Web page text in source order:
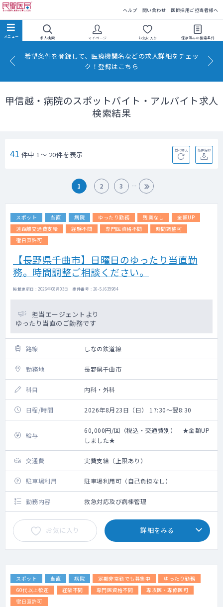
ヘルプ 問い合わせ 医師採用ご担当者様へ
求人検索 マイページ お気に入り 保存済みの検索条件
希望条件を登録して、医療機関名などの求人詳細をチェッ
ク！登録はこちら
甲信越・病院のスポットバイト・アルバイト求人
検索結果
41 件中 1～ 20件を表示 並べ替え 条件保存
1 2 3
スポット 当直 病院 ゆったり勤務 残業なし
金額UP
遠距離交通費支給
経験不問 専門医資格不問
時間調整可
宿日直許可
【長野県千曲市】日曜日のゆったり当直勤
務。時間調整ご相談ください。
掲載更新日 : 2026年08月03日 案件番号 : 26-SJ635984
担当エージェントより
ゆったり当直のご勤務です
路線 しなの鉄道線
勤務地 長野県千曲市
科目 内科・外科
日程/時間 2026年8月23日（日） 17:30～翌8:30
給与
60,000円/回（税込・交通費別） ★金額UP
しました★
交通費 実費支給（上限あり）
駐車場利用 駐車場利用可（自己負担なし）
勤務内容 救急対応及び病棟管理
お気に入り 詳細をみる
スポット 当直 病院 定期非常勤でも募集中
ゆったり勤務
60代以上歓迎
経験不問 専門医資格不問
専攻医・専修医可
宿日直許可